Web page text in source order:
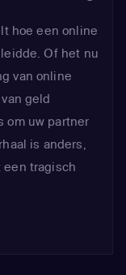
hoe een online
Of het nu
van online
geld
om uw partner
is anders,
een tragisch